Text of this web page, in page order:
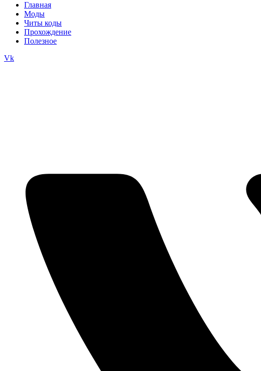
Главная
Моды
Читы коды
Прохождение
Полезное
Vk